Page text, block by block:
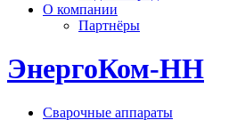
О компании
Партнёры
ЭнергоКом-НН
Сварочные аппараты